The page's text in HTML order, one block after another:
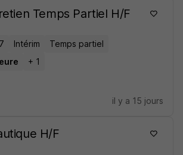
Temps Partiel H/F
Intérim
Temps partiel
+ 1
il y a 15 jours
H/F